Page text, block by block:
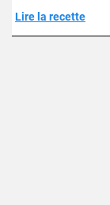
Lire la recette